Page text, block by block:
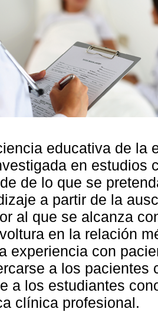
educativa de la
en estudios
de lo que se
a partir de la
al que se alcanza
en la relación
experiencia con
a los pacientes
a los estudiantes
clínica profesional.